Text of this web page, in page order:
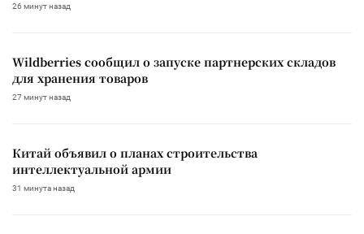
26 минут назад
Wildberries сообщил о запуске партнерских складов
для хранения товаров
27 минут назад
Китай объявил о планах строительства
интеллектуальной армии
31 минута назад